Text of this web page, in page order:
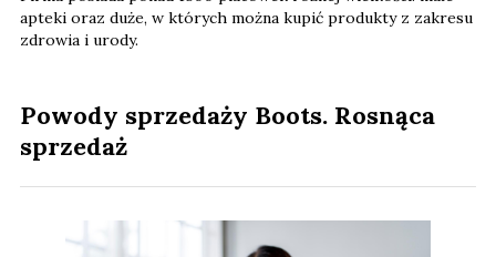
apteki oraz duże, w których można kupić produkty z zakresu
zdrowia i urody.
Powody sprzedaży Boots. Rosnąca
sprzedaż